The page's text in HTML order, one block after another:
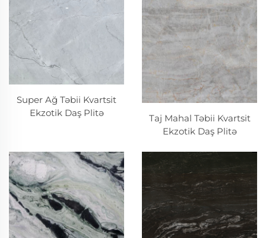
Super Ağ Təbii Kvartsit
Ekzotik Daş Plitə
Taj Mahal Təbii Kvartsit
Ekzotik Daş Plitə